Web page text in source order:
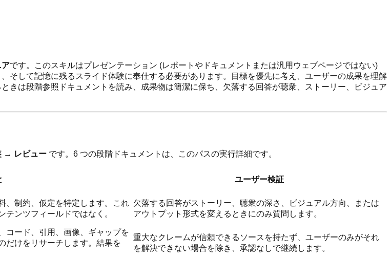
アです。このスキルはプレゼンテーション (レポートやドキュメントまたは汎用ウェブページではない)
そして記憶に残るスライド体験に奉仕する必要があります。目標を優先に考え、ユーザーの成果を理解
きは段階参照ドキュメントを読み、成果物は簡潔に保ち、欠落する回答が聴衆、ストーリー、ビジュア
→ レビュー です。6 つの段階ドキュメントは、このパスの実行詳細です。
ユーザー検証
、制約、仮定を特定します。これ
ンツフィールドではなく。
欠落する回答がストーリー、聴衆の深さ、ビジュアル方向、または
アウトプット形式を変えるときにのみ質問します。
コード、引用、画像、ギャップを
だけをリサーチします。結果を
重大なクレームが信頼できるソースを持たず、ユーザーのみがそれ
を解決できない場合を除き、承認なしで継続します。